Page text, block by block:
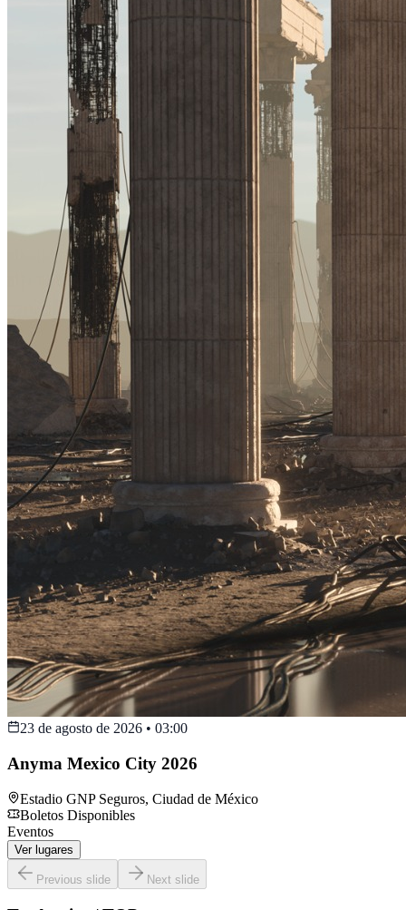
23 de agosto de 2026 • 03:00
Anyma Mexico City 2026
Estadio GNP Seguros, Ciudad de México
Boletos Disponibles
Eventos
Ver lugares
Previous slide Next slide